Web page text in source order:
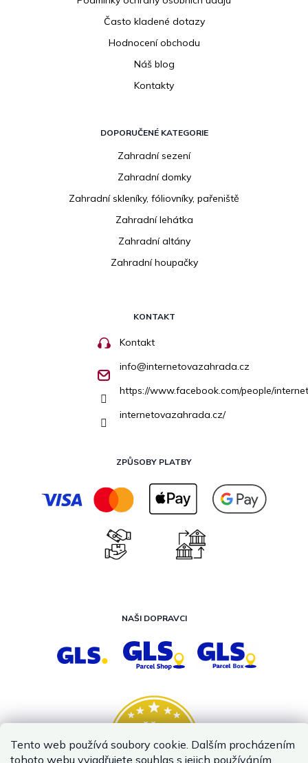
Tento web používá soubory cookie. Dalším procházením
tohoto webu vyjadřujete souhlas s jejich používáním..
Často kladené dotazy
Hodnocení obchodu
Náš blog
Kontakty
DOPORUČENÉ KATEGORIE
Zahradní sezení
Zahradní domky
Zahradní skleníky, fóliovníky, pařeniště
Zahradní lehátka
Zahradní altány
Zahradní houpačky
KONTAKT
Kontakt
info@internetovazahrada.cz
https://www.facebook.com/people/
internetovazahrada.cz/
ZPŮSOBY PLATBY
NAŠI DOPRAVCI